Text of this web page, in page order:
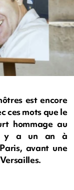
est encore
ces mots que le
hommage au
il y a un an à
avant une